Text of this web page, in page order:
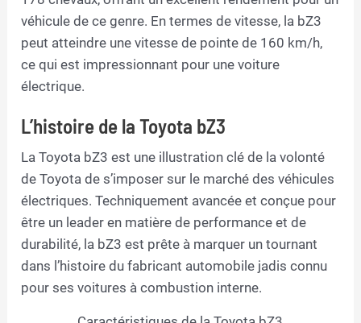
véhicule de ce genre. En termes de vitesse, la bZ3
peut atteindre une vitesse de pointe de 160 km/h,
ce qui est impressionnant pour une voiture
électrique.
L’histoire de la Toyota bZ3
La Toyota bZ3 est une illustration clé de la volonté
de Toyota de s’imposer sur le marché des véhicules
électriques. Techniquement avancée et conçue pour
être un leader en matière de performance et de
durabilité, la bZ3 est prête à marquer un tournant
dans l’histoire du fabricant automobile jadis connu
pour ses voitures à combustion interne.